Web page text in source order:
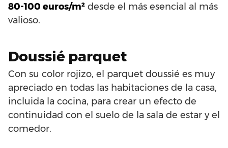
80-100 euros/m² desde el más esencial al más
valioso.
Doussié parquet
Con su color rojizo, el parquet doussié es muy
apreciado en todas las habitaciones de la casa,
incluida la cocina, para crear un efecto de
continuidad con el suelo de la sala de estar y el
comedor.